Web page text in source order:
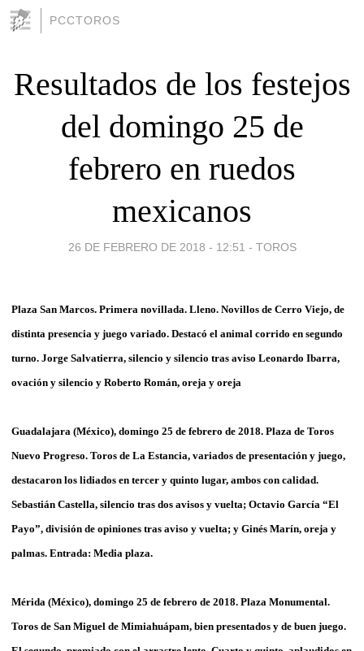
PCCTOROS
Resultados de los festejos
del domingo 25 de
febrero en ruedos
mexicanos
26 DE FEBRERO DE 2018 - 12:51 - TOROS
Plaza San Marcos. Primera novillada. Lleno. Novillos de Cerro Viejo, de
distinta presencia y juego variado. Destacó el animal corrido en segundo
turno. Jorge Salvatierra, silencio y silencio tras aviso Leonardo Ibarra,
ovación y silencio y Roberto Román, oreja y oreja
Guadalajara (México), domingo 25 de febrero de 2018. Plaza de Toros
Nuevo Progreso. Toros de La Estancia, variados de presentación y juego,
destacaron los lidiados en tercer y quinto lugar, ambos con calidad.
Sebastián Castella, silencio tras dos avisos y vuelta; Octavio García “El
Payo”, división de opiniones tras aviso y vuelta; y Ginés Marín, oreja y
palmas. Entrada: Media plaza.
Mérida (México), domingo 25 de febrero de 2018. Plaza Monumental.
Toros de San Miguel de Mimiahuápam, bien presentados y de buen juego.